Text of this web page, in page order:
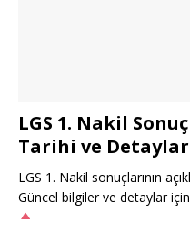
LGS 1. Nakil
Tarihi ve Detaylar
LGS 1. Nakil sonuçlarının
Güncel bilgiler ve detaylar